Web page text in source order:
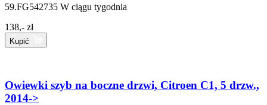
59.FG542735 W ciągu tygodnia
138,- zł
Kupić
Owiewki szyb na boczne drzwi, Citroen C1, 5 drzw.,
2014->